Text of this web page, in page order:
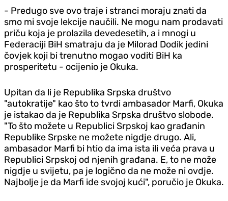
- Predugo sve ovo traje i stranci moraju znati da
smo mi svoje lekcije naučili. Ne mogu nam prodavati
priču koja je prolazila devedesetih, a i mnogi u
Federaciji BiH smatraju da je Milorad Dodik jedini
čovjek koji bi trenutno mogao voditi BiH ka
prosperitetu - ocijenio je Okuka.
Upitan da li je Republika Srpska društvo
"autokratije" kao što to tvrdi ambasador Marfi, Okuka
je istakao da je Republika Srpska društvo slobode.
"To što možete u Republici Srpskoj kao građanin
Republike Srpske ne možete nigdje drugo. Ali,
ambasador Marfi bi htio da ima ista ili veća prava u
Republici Srpskoj od njenih građana. E, to ne može
nigdje u svijetu, pa je logično da ne može ni ovdje.
Najbolje je da Marfi ide svojoj kući", poručio je Okuka.